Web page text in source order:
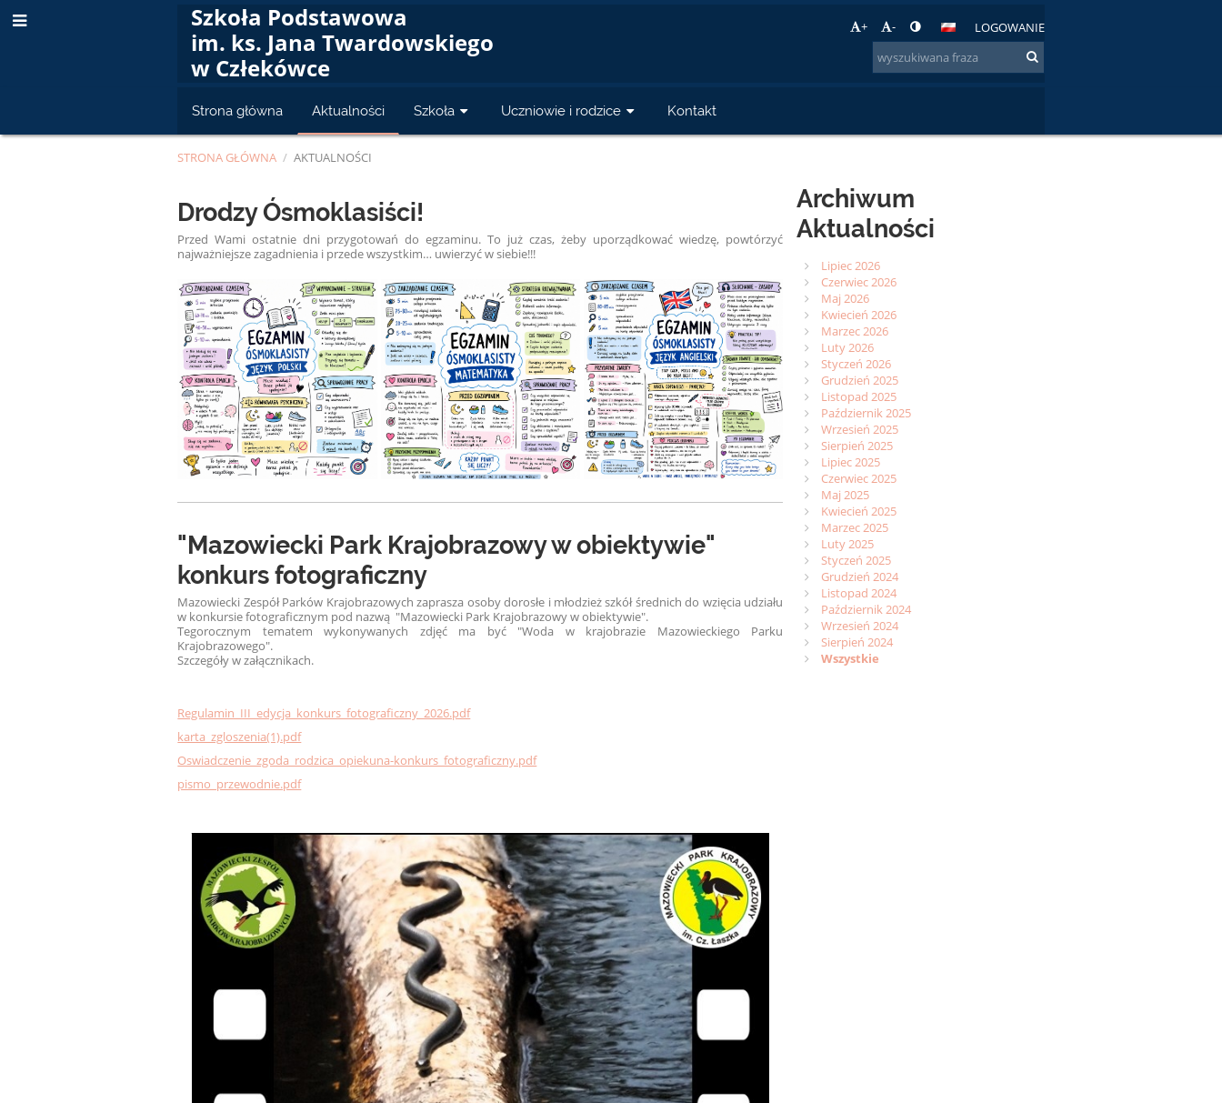
Szkoła Podstawowa
im. ks. Jana Twardowskiego
w Człekówce
+ - LOGOWANIE
Strona główna Aktualności Szkoła Uczniowie i rodzice Kontakt
STRONA GŁÓWNA / AKTUALNOŚCI
Aktualności
Drodzy Ósmoklasiści!
Przed Wami ostatnie dni przygotowań do egzaminu. To już czas, żeby uporządkować wiedzę, powtórzyć
najważniejsze zagadnienia i przede wszystkim… uwierzyć w siebie!!!
"Mazowiecki Park Krajobrazowy w obiektywie"
konkurs fotograficzny
Mazowiecki Zespół Parków Krajobrazowych zaprasza osoby dorosłe i młodzież szkół średnich do wzięcia udziału
w konkursie fotograficznym pod nazwą "Mazowiecki Park Krajobrazowy w obiektywie".
Tegorocznym tematem wykonywanych zdjęć ma być "Woda w krajobrazie Mazowieckiego Parku
Krajobrazowego".
Szczegóły w załącznikach.
Regulamin_III_edycja_konkurs_fotograficzny_2026.pdf
karta_zgloszenia(1).pdf
Oswiadczenie_zgoda_rodzica_opiekuna-konkurs_fotograficzny.pdf
pismo_przewodnie.pdf
Archiwum
Aktualności
Lipiec 2026
Czerwiec 2026
Maj 2026
Kwiecień 2026
Marzec 2026
Luty 2026
Styczeń 2026
Grudzień 2025
Listopad 2025
Październik 2025
Wrzesień 2025
Sierpień 2025
Lipiec 2025
Czerwiec 2025
Maj 2025
Kwiecień 2025
Marzec 2025
Luty 2025
Styczeń 2025
Grudzień 2024
Listopad 2024
Październik 2024
Wrzesień 2024
Sierpień 2024
Wszystkie